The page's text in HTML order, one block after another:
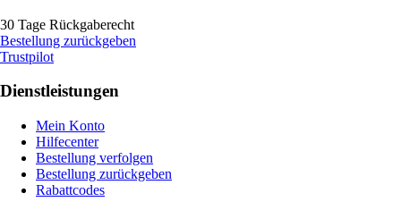
30 Tage Rückgaberecht
Bestellung zurückgeben
Trustpilot
Dienstleistungen
Mein Konto
Hilfecenter
Bestellung verfolgen
Bestellung zurückgeben
Rabattcodes